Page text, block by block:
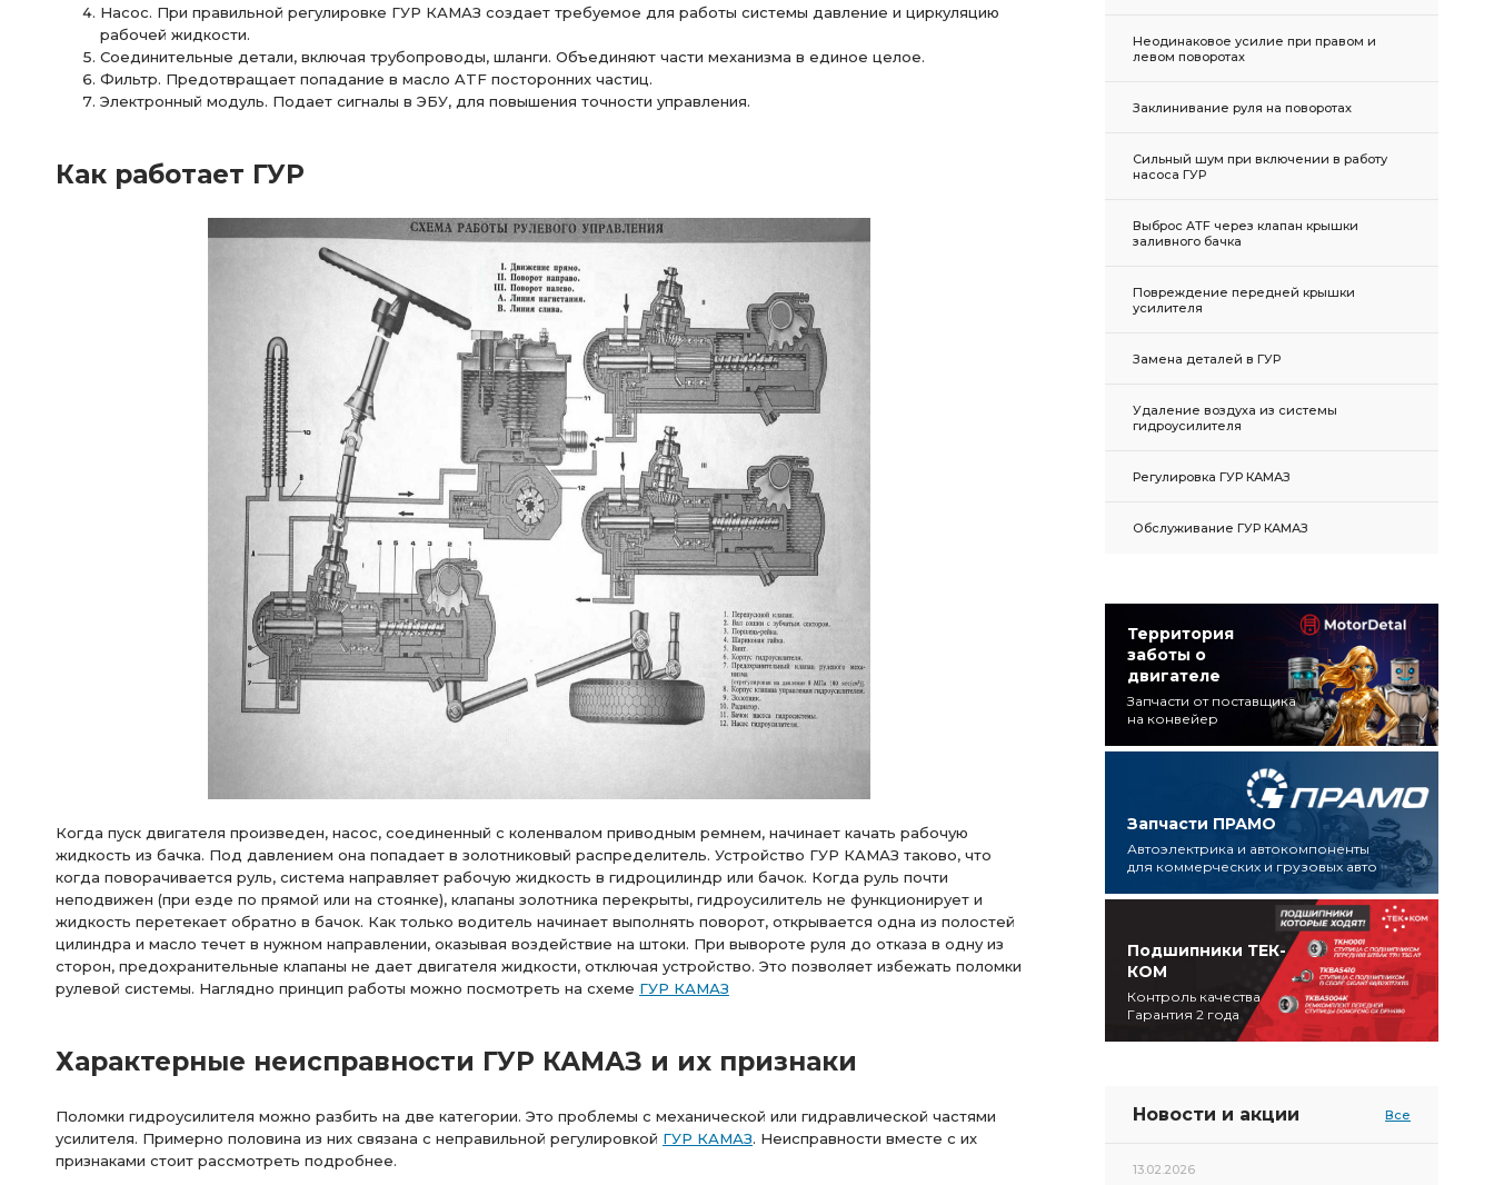
Насос. При правильной регулировке ГУР КАМАЗ создает требуемое для работы системы давление и циркуляцию
рабочей жидкости.
Соединительные детали, включая трубопроводы, шланги. Объединяют части механизма в единое целое.
Фильтр. Предотвращает попадание в масло ATF посторонних частиц.
Электронный модуль. Подает сигналы в ЭБУ, для повышения точности управления.
Как работает ГУР
Когда пуск двигателя произведен, насос, соединенный с коленвалом приводным ремнем, начинает качать рабочую
жидкость из бачка. Под давлением она попадает в золотниковый распределитель. Устройство ГУР КАМАЗ таково, что
когда поворачивается руль, система направляет рабочую жидкость в гидроцилиндр или бачок. Когда руль почти
неподвижен (при езде по прямой или на стоянке), клапаны золотника перекрыты, гидроусилитель не функционирует и
жидкость перетекает обратно в бачок. Как только водитель начинает выполнять поворот, открывается одна из полостей
цилиндра и масло течет в нужном направлении, оказывая воздействие на штоки. При вывороте руля до отказа в одну из
сторон, предохранительные клапаны не дает двигателя жидкости, отключая устройство. Это позволяет избежать поломки
рулевой системы. Наглядно принцип работы можно посмотреть на схеме ГУР КАМАЗ
Характерные неисправности ГУР КАМАЗ и их признаки
Поломки гидроусилителя можно разбить на две категории. Это проблемы с механической или гидравлической частями
усилителя. Примерно половина из них связана с неправильной регулировкой ГУР КАМАЗ. Неисправности вместе с их
признаками стоит рассмотреть подробнее.
Неодинаковое усилие при правом и
левом поворотах
Заклинивание руля на поворотах
Сильный шум при включении в работу
насоса ГУР
Выброс ATF через клапан крышки
заливного бачка
Повреждение передней крышки
усилителя
Замена деталей в ГУР
Удаление воздуха из системы
гидроусилителя
Регулировка ГУР КАМАЗ
Обслуживание ГУР КАМАЗ
Территория
заботы о
двигателе
Запчасти от поставщика
на конвейер
Запчасти ПРАМО
Автоэлектрика и автокомпоненты
для коммерческих и грузовых авто
Подшипники ТЕК-
КОМ
Контроль качества
Гарантия 2 года
Новости и акции Все
13.02.2026